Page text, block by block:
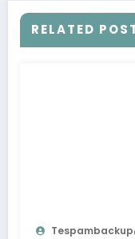
RELATED